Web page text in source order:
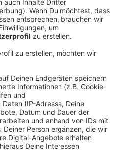
soll auf die
Unter dem Motto "Erst
verschiedene
in ihren Logos, in Social
firmeneigenen
der Blutgruppen A,B
nehmen auch